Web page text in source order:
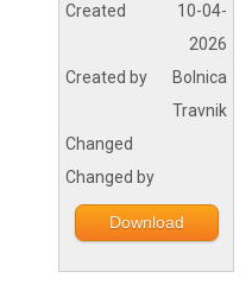
Created
10-04-
2026
Created by
Bolnica
Travnik
Changed
Changed by
Download